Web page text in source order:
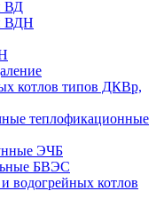
ВД
ВДН
котлов типов ДКВр,
теплофикационные
ЭЧБ
БВЭС
водогрейных котлов